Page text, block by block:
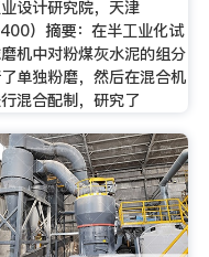
设计研究院，天津
）摘要：在半工业化试
机中对粉煤灰水泥的组分
单独粉磨，然后在混合机
混合配制，研究了